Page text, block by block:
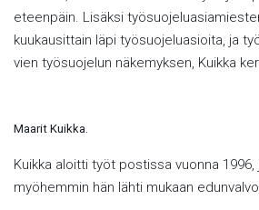
eteenpäin. Lisäksi
kuukausittain läpi työsuojeluasioita, ja
vien työsuojelun näkemyksen, Kuikka
Maarit Kuikka.
Kuikka aloitti työt postissa vuonna
myöhemmin hän lähti mukaan